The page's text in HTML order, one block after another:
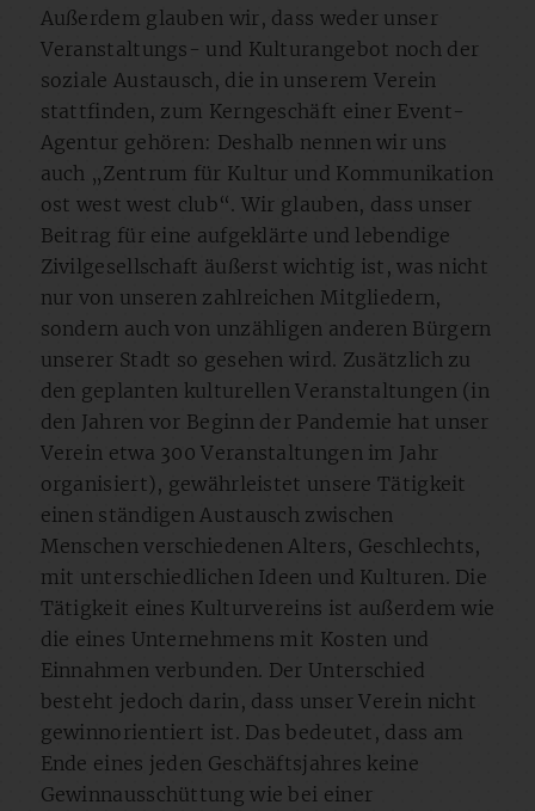
Außerdem glauben wir, dass weder unser
Veranstaltungs- und Kulturangebot noch der
soziale Austausch, die in unserem Verein
stattfinden, zum Kerngeschäft einer Event-
Agentur gehören: Deshalb nennen wir uns
auch „Zentrum für Kultur und Kommunikation
ost west west club“. Wir glauben, dass unser
Beitrag für eine aufgeklärte und lebendige
Zivilgesellschaft äußerst wichtig ist, was nicht
nur von unseren zahlreichen Mitgliedern,
sondern auch von unzähligen anderen Bürgern
unserer Stadt so gesehen wird. Zusätzlich zu
den geplanten kulturellen Veranstaltungen (in
den Jahren vor Beginn der Pandemie hat unser
Verein etwa 300 Veranstaltungen im Jahr
organisiert), gewährleistet unsere Tätigkeit
einen ständigen Austausch zwischen
Menschen verschiedenen Alters, Geschlechts,
mit unterschiedlichen Ideen und Kulturen. Die
Tätigkeit eines Kulturvereins ist außerdem wie
die eines Unternehmens mit Kosten und
Einnahmen verbunden. Der Unterschied
besteht jedoch darin, dass unser Verein nicht
gewinnorientiert ist. Das bedeutet, dass am
Ende eines jeden Geschäftsjahres keine
Gewinnausschüttung wie bei einer